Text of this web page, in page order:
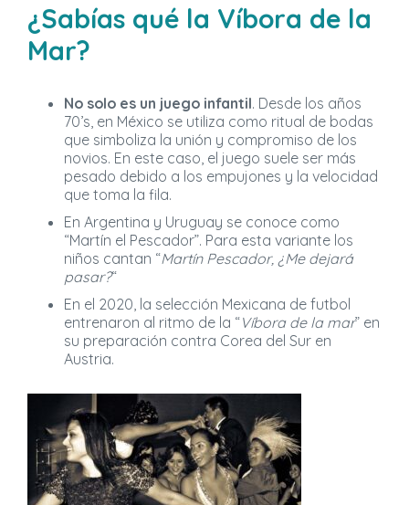
¿Sabías qué la Víbora de la
Mar?
No solo es un juego infantil. Desde los años
70’s, en México se utiliza como ritual de bodas
que simboliza la unión y compromiso de los
novios. En este caso, el juego suele ser más
pesado debido a los empujones y la velocidad
que toma la fila.
En Argentina y Uruguay se conoce como
“Martín el Pescador”. Para esta variante los
niños cantan “Martín Pescador, ¿Me dejará
pasar?“
En el 2020, la selección Mexicana de futbol
entrenaron al ritmo de la “Víbora de la mar” en
su preparación contra Corea del Sur en
Austria.